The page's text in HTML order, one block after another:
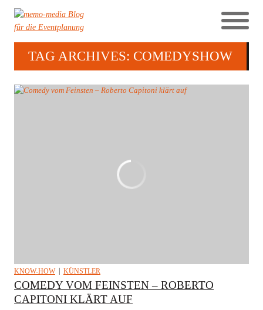
TAG ARCHIVES: COMEDYSHOW
KNOW-HOW KÜNSTLER
COMEDY VOM FEINSTEN – ROBERTO
CAPITONI KLÄRT AUF